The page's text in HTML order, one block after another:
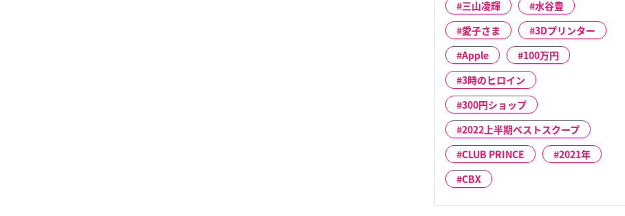
三山凌輝
水谷豊
愛子さま
3Dプリンター
Apple
100万円
3時のヒロイン
300円ショップ
2022上半期ベストスクープ
CLUB PRINCE
2021年
CBX